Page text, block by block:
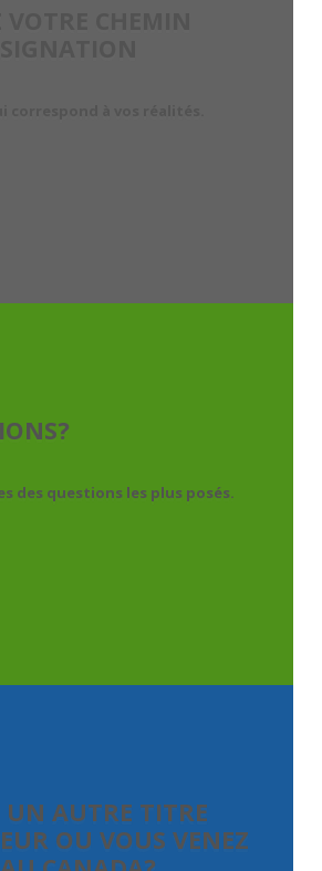
des questions les plus posés.
UN AUTRE TITRE
OU VOUS VENEZ